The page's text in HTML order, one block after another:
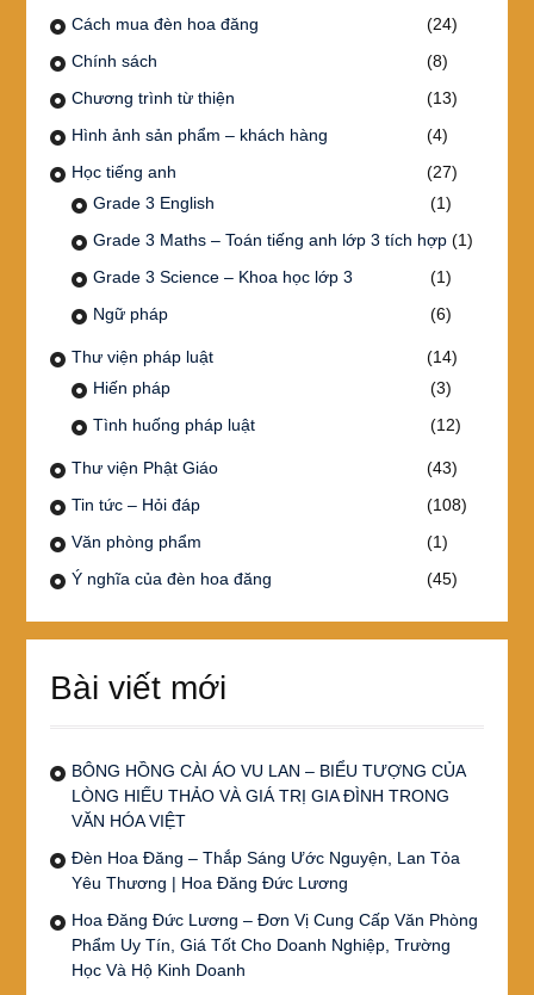
Cách mua đèn hoa đăng
(24)
Chính sách
(8)
Chương trình từ thiện
(13)
Hình ảnh sản phẩm – khách hàng
(4)
Học tiếng anh
(27)
Grade 3 English
(1)
Grade 3 Maths – Toán tiếng anh lớp 3 tích hợp(1)
Grade 3 Science – Khoa học lớp 3
(1)
Ngữ pháp
(6)
Thư viện pháp luật
(14)
Hiến pháp
(3)
Tình huống pháp luật
(12)
Thư viện Phật Giáo
(43)
Tin tức – Hỏi đáp
(108)
Văn phòng phẩm
(1)
Ý nghĩa của đèn hoa đăng
(45)
Bài viết mới
BÔNG HỒNG CÀI ÁO VU LAN – BIỂU TƯỢNG CỦA
LÒNG HIẾU THẢO VÀ GIÁ TRỊ GIA ĐÌNH TRONG
VĂN HÓA VIỆT
Đèn Hoa Đăng – Thắp Sáng Ước Nguyện, Lan Tỏa
Yêu Thương | Hoa Đăng Đức Lương
Hoa Đăng Đức Lương – Đơn Vị Cung Cấp Văn Phòng
Phẩm Uy Tín, Giá Tốt Cho Doanh Nghiệp, Trường
Học Và Hộ Kinh Doanh